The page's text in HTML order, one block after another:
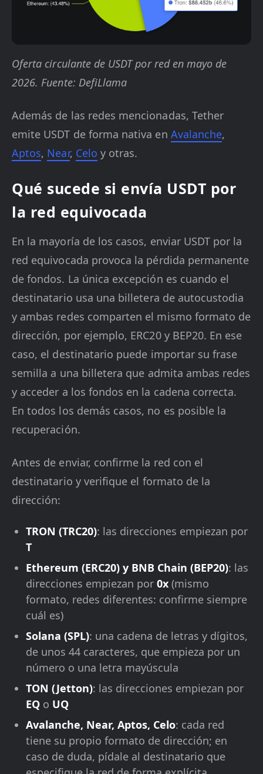
Oferta circulante de USDT por red en mayo de
2026. Fuente: DefiLlama
Además de las redes mencionadas, Tether
emite USDT de forma nativa en Avalanche,
Aptos, Near, Celo y otras.
Qué sucede si envía USDT por
la red equivocada
En la mayoría de los casos, enviar USDT por la
red equivocada provoca la pérdida permanente
de fondos. La única excepción es cuando el
destinatario usa una billetera de autocustodia
y ambas redes comparten el mismo formato de
dirección, por ejemplo, ERC20 y BEP20. En ese
caso, el destinatario puede importar su frase
semilla a una billetera que admita ambas redes
y acceder a los fondos en la cadena correcta.
En todos los demás casos, no es posible la
recuperación.
Antes de enviar, confirme la red con el
destinatario y verifique el formato de la
dirección:
TRON (TRC20): las direcciones empiezan por
T
Ethereum (ERC20) y BNB Chain (BEP20): las
direcciones empiezan por 0x (mismo
formato, redes diferentes: confirme siempre
cuál es)
Solana (SPL): una cadena de letras y dígitos,
de unos 44 caracteres, que empieza por un
número o una letra mayúscula
TON (Jetton): las direcciones empiezan por
EQ o UQ
Avalanche, Near, Aptos, Celo: cada red
tiene su propio formato de dirección; en
caso de duda, pídale al destinatario que